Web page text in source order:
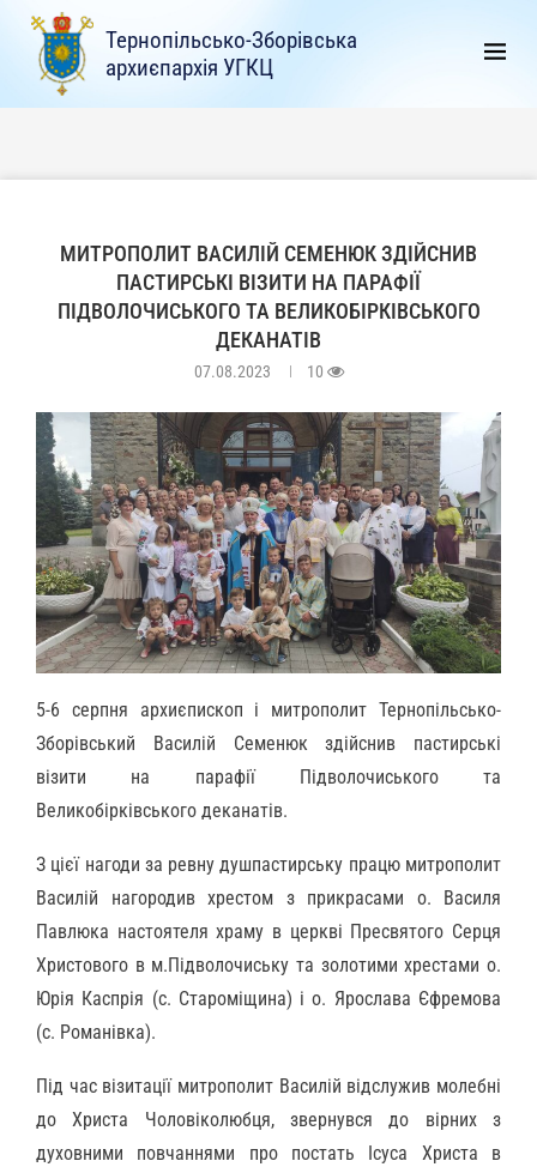
Тернопільсько-Зборівська
архиєпархія УГКЦ
МИТРОПОЛИТ ВАСИЛІЙ СЕМЕНЮК ЗДІЙСНИВ
ПАСТИРСЬКІ ВІЗИТИ НА ПАРАФІЇ
ПІДВОЛОЧИСЬКОГО ТА ВЕЛИКОБІРКІВСЬКОГО
ДЕКАНАТІВ
07.08.2023 10
5-6 серпня архиєпископ і митрополит Тернопільсько-
Зборівський Василій Семенюк здійснив пастирські
візити на парафії Підволочиського та
Великобірківського деканатів.
З цієї нагоди за ревну душпастирську працю митрополит
Василій нагородив хрестом з прикрасами о. Василя
Павлюка настоятеля храму в церкві Пресвятого Серця
Христового в м.Підволочиську та золотими хрестами о.
Юрія Каспрія (с. Староміщина) і о. Ярослава Єфремова
(с. Романівка).
Під час візитації митрополит Василій відслужив молебні
до Христа Чоловіколюбця, звернувся до вірних з
духовними повчаннями про постать Ісуса Христа в